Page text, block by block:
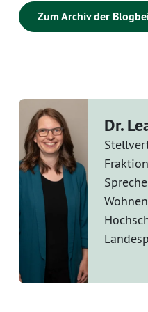
Zum Archiv der
Dr.